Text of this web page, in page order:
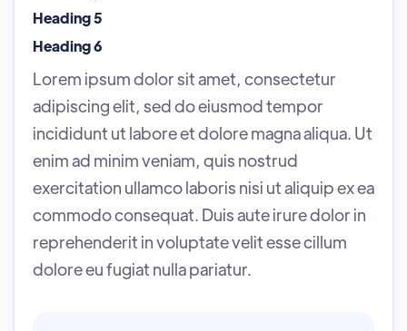
Heading 5
Heading 6
Lorem ipsum dolor sit amet, consectetur
adipiscing elit, sed do eiusmod tempor
incididunt ut labore et dolore magna aliqua. Ut
enim ad minim veniam, quis nostrud
exercitation ullamco laboris nisi ut aliquip ex ea
commodo consequat. Duis aute irure dolor in
reprehenderit in voluptate velit esse cillum
dolore eu fugiat nulla pariatur.